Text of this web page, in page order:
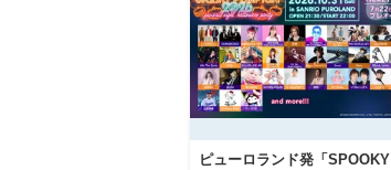
ピューロランド発「SPOOKY